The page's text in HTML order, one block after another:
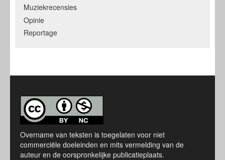
Muziekrecensies
Opinie
Reportage
Overname van teksten is toegelaten voor niet
commerciële doeleinden en mits vermelding van de
auteur en de oorspronkelijke publicatieplaats.